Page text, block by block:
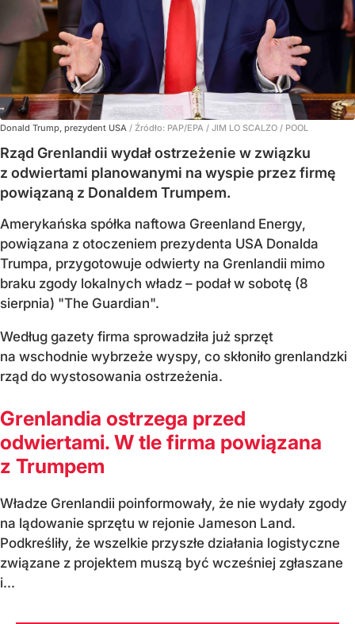
Donald Trump, prezydent USA / Źródło: PAP/EPA / JIM LO SCALZO / POOL
Rząd Grenlandii wydał ostrzeżenie w związku
z odwiertami planowanymi na wyspie przez firmę
powiązaną z Donaldem Trumpem.
Amerykańska spółka naftowa Greenland Energy,
powiązana z otoczeniem prezydenta USA Donalda
Trumpa, przygotowuje odwierty na Grenlandii mimo
braku zgody lokalnych władz – podał w sobotę (8
sierpnia) "The Guardian".
Według gazety firma sprowadziła już sprzęt
na wschodnie wybrzeże wyspy, co skłoniło grenlandzki
rząd do wystosowania ostrzeżenia.
Grenlandia ostrzega przed
odwiertami. W tle firma powiązana
z Trumpem
Władze Grenlandii poinformowały, że nie wydały zgody
na lądowanie sprzętu w rejonie Jameson Land.
Podkreśliły, że wszelkie przyszłe działania logistyczne
związane z projektem muszą być wcześniej zgłaszane
i...